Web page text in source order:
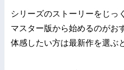
シリーズのストーリーをじっ
マスター版から始めるのがお
体感したい方は最新作を選ぶ